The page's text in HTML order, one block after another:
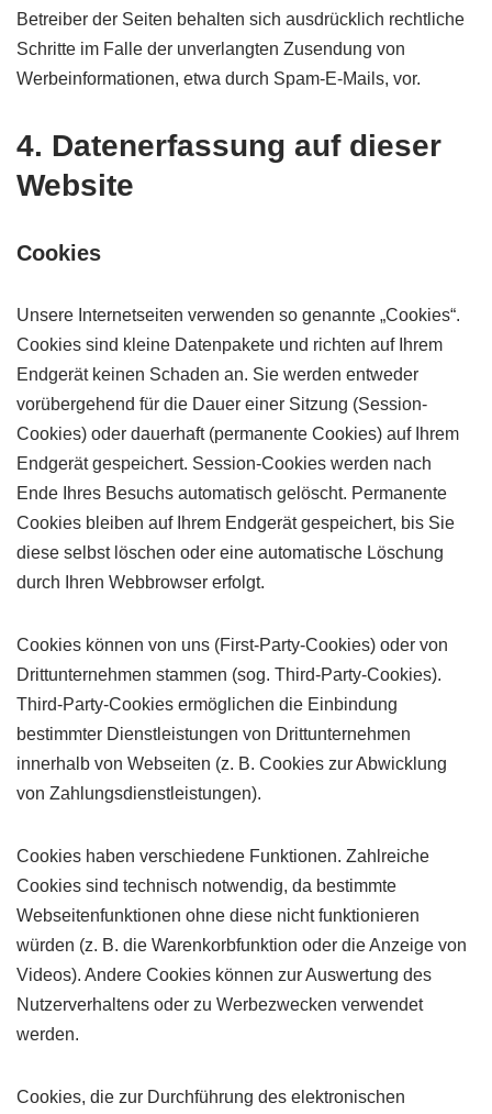
Betreiber der Seiten behalten sich ausdrücklich rechtliche
Schritte im Falle der unverlangten Zusendung von
Werbeinformationen, etwa durch Spam-E-Mails, vor.
4. Datenerfassung auf dieser
Website
Cookies
Unsere Internetseiten verwenden so genannte „Cookies“.
Cookies sind kleine Datenpakete und richten auf Ihrem
Endgerät keinen Schaden an. Sie werden entweder
vorübergehend für die Dauer einer Sitzung (Session-
Cookies) oder dauerhaft (permanente Cookies) auf Ihrem
Endgerät gespeichert. Session-Cookies werden nach
Ende Ihres Besuchs automatisch gelöscht. Permanente
Cookies bleiben auf Ihrem Endgerät gespeichert, bis Sie
diese selbst löschen oder eine automatische Löschung
durch Ihren Webbrowser erfolgt.
Cookies können von uns (First-Party-Cookies) oder von
Drittunternehmen stammen (sog. Third-Party-Cookies).
Third-Party-Cookies ermöglichen die Einbindung
bestimmter Dienstleistungen von Drittunternehmen
innerhalb von Webseiten (z. B. Cookies zur Abwicklung
von Zahlungsdienstleistungen).
Cookies haben verschiedene Funktionen. Zahlreiche
Cookies sind technisch notwendig, da bestimmte
Webseitenfunktionen ohne diese nicht funktionieren
würden (z. B. die Warenkorbfunktion oder die Anzeige von
Videos). Andere Cookies können zur Auswertung des
Nutzerverhaltens oder zu Werbezwecken verwendet
werden.
Cookies, die zur Durchführung des elektronischen